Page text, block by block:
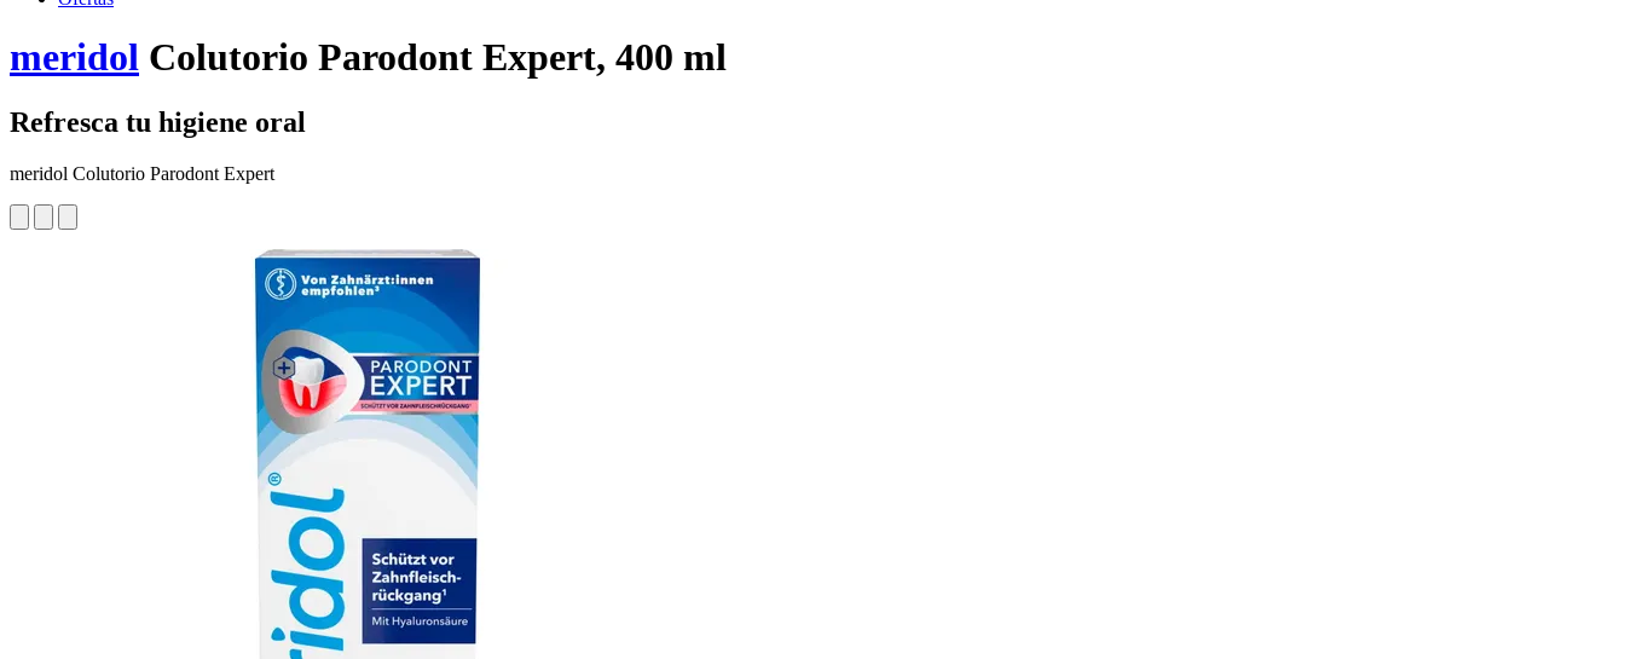
meridol Colutorio Parodont Expert, 400 ml
Refresca tu higiene oral
meridol Colutorio Parodont Expert